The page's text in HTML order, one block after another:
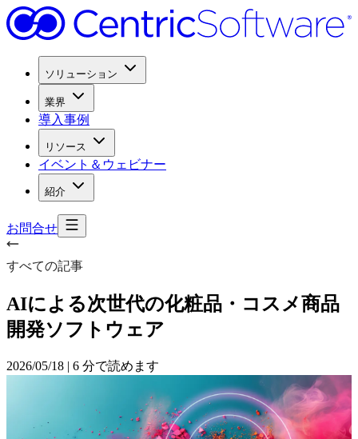
ソリューション
業界
導入事例
リソース
イベント＆ウェビナー
紹介
お問合せ
すべての記事
AIによる次世代の化粧品・ コスメ商品
開発ソフトウェア
2026/05/18 | 6 分で読めます